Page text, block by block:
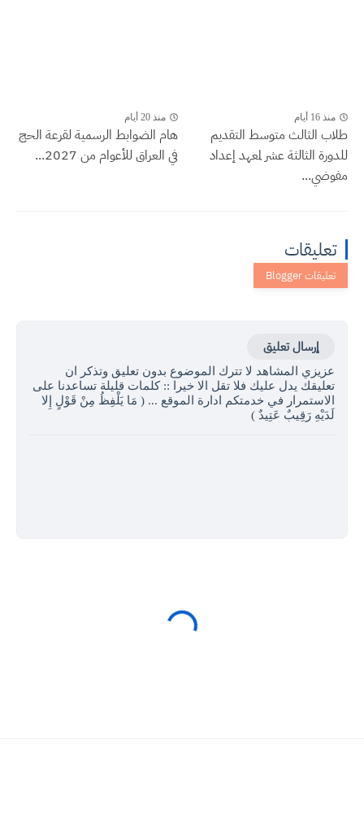
منذ 16 أيام
طلاب الثالث متوسط التقديم
للدورة الثالثة عشر لمعهد إعداد
مفوضي...
منذ 20 أيام
هام الضوابط الرسمية لقرعة الحج
في العراق للأعوام من 2027...
تعليقات
إرسال تعليق
عزيزي المشاهد لا تترك الموضوع بدون تعليق وتذكر ان
تعليقك يدل عليك فلا تقل الا خيرا :: كلمات قليلة تساعدنا على
الاستمرار في خدمتكم ادارة الموقع ... ( مَا يَلْفِظُ مِنْ قَوْلٍ إِلا
لَدَيْهِ رَقِيبٌ عَتِيدٌ )